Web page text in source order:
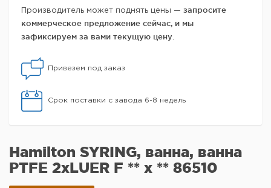
Производитель может поднять цены — запросите
коммерческое предложение сейчас, и мы
зафиксируем за вами текущую цену.
Привезем под заказ
Срок поставки с завода 6-8 недель
Hamilton SYRING, ванна, ванна
PTFE 2xLUER F ** x ** 86510